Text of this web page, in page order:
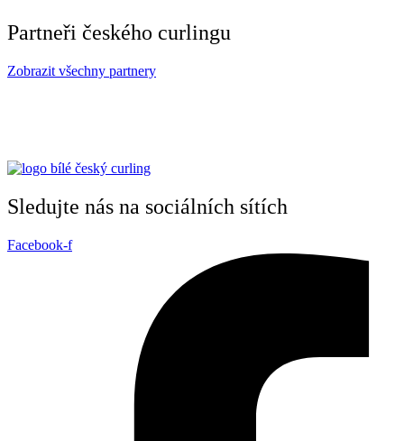
Partneři českého curlingu
Zobrazit všechny partnery
Sledujte nás na sociálních sítích
Facebook-f